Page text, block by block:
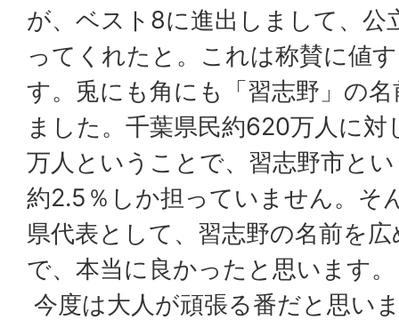
が、ベスト8に進出しまして、公
ってくれたと。これは称賛に値
す。兎にも角にも「習志野」の
ました。千葉県民約620万人に対
万人ということで、習志野市と
約2.5％しか担っていません。そ
県代表として、習志野の名前を
で、本当に良かったと思います。
今度は大人が頑張る番だと思い